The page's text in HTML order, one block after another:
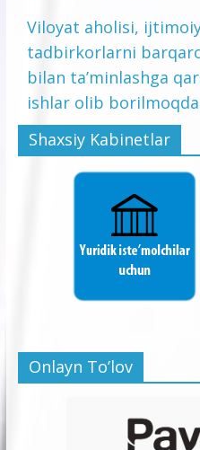
Viloyat aholisi,
tadbirkorlarni
bilan ta’minlashga
ishlar olib
Shaxsiy Kabinetlar
Onlayn To’lov